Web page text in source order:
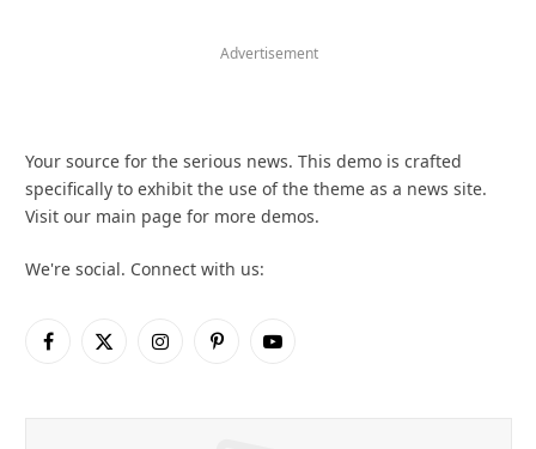
Advertisement
Your source for the serious news. This demo is crafted
specifically to exhibit the use of the theme as a news site.
Visit our main page for more demos.
We're social. Connect with us:
Facebook
X
InstagramPinterestYouTube